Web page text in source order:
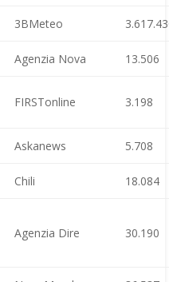
3BMeteo
Agenzia Nova 13.506
FIRSTonline 3.198
Askanews 5.708
Chili 18.084
Agenzia Dire 30.190